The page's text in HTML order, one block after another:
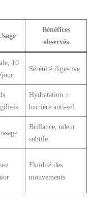
Bénéfices
observés
10
jour
Sérénité digestive
Hydratation +
barrière anti-sel
Brillance, odeur
subtile
Fluidité des
mouvements